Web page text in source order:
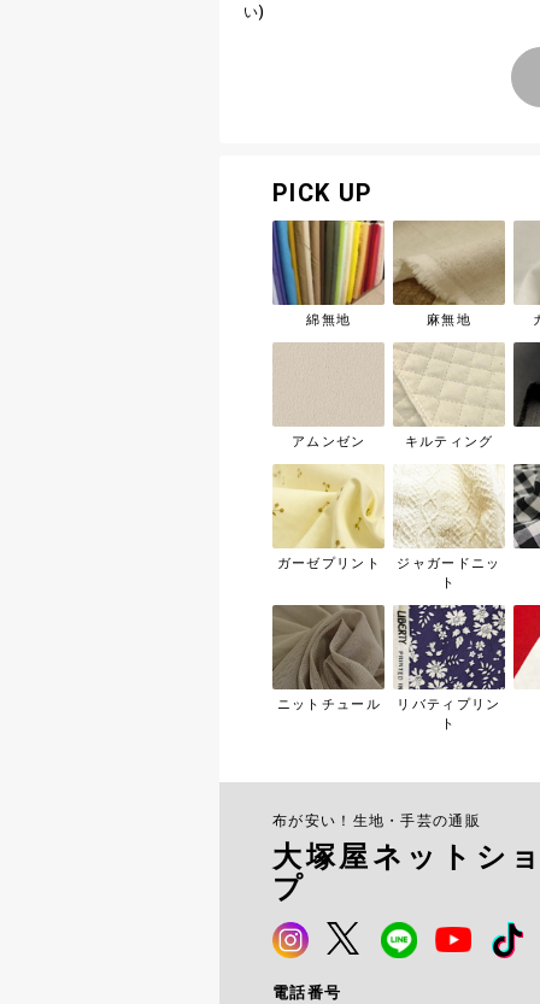
い)
PICK UP
綿無地 麻無地
アムンゼン キルティング
ガーゼプリント
ジャガードニッ
ト
ニットチュール
リバティプリン
ト
布が安い！生地・手芸の通販
大塚屋ネットシ
プ
電話番号